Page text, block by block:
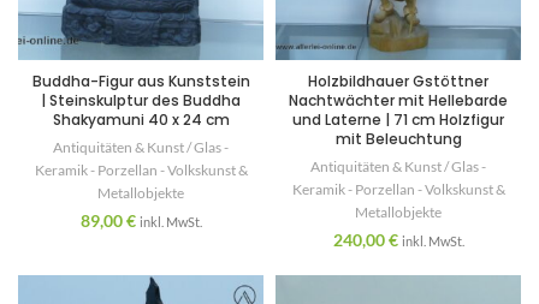
Buddha-Figur aus Kunststein
| Steinskulptur des Buddha
Shakyamuni 40 x 24 cm
Antiquitäten & Kunst / Glas -
Keramik - Porzellan - Volkskunst &
Metallobjekte
89,00€ inkl. MwSt.
Holzbildhauer Gstöttner
Nachtwächter mit Hellebarde
und Laterne | 71 cm Holzfigur
mit Beleuchtung
Antiquitäten & Kunst / Glas -
Keramik - Porzellan - Volkskunst &
Metallobjekte
240,00€ inkl. MwSt.